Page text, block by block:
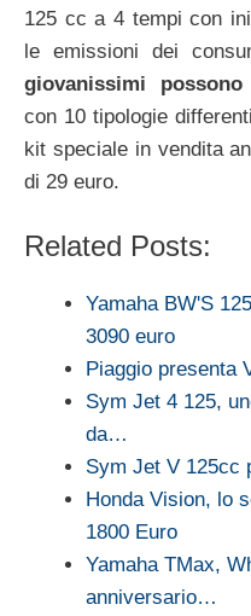
125 cc a 4 tempi con
le emissioni dei
giovanissimi
con 10 tipologie
kit speciale in vendita
di 29 euro.
Related Posts:
Yamaha BW'S
3090 euro
Piaggio presenta
Sym Jet 4 125,
da…
Sym Jet V 125cc
Honda Vision, lo
1800 Euro
Yamaha TMax,
anniversario…